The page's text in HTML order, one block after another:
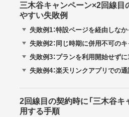
三木谷キャンペーン×2回線目
やすい失敗例
失敗例1：特設ページを経由しなか
失敗例2：同じ時期に併用不可の
失敗例3：プランを利用開始せず
失敗例4：楽天リンクアプリでの
2回線目の契約時に「三木谷キ
用する手順